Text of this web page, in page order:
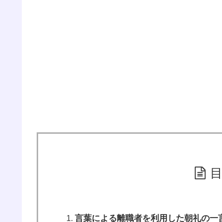
言葉による離職者を利用した朝礼の一